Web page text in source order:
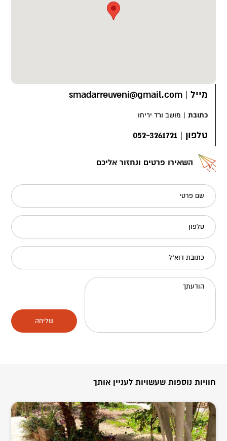
מייל |
smadarreuveni@gmail.com
כתובת | מושב ורד יריחו
טלפון |
052-3261721
השאירו פרטים ונחזור אליכם
שם פרטי
טלפון
כתובת דוא"ל
הודעתך
שליחה
חוויות נוספות שעשויות לעניין אותך